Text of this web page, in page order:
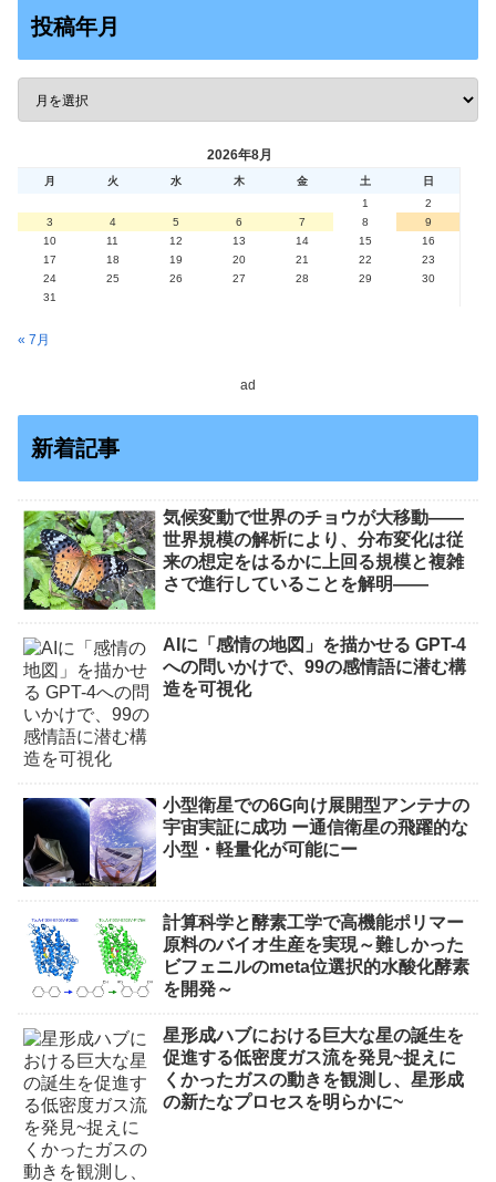
投稿年月
2026年8月
月 火 水 木 金 土
日
1
2
3
4 5 6 7 8
9
10
11 12 13 14 15
16
17
18 19 20 21 22
23
24
25 26 27 28 29
30
31
« 7月
ad
新着記事
気候変動で世界のチョウが大移動――
世界規模の解析により、分布変化は従
来の想定をはるかに上回る規模と複雑
さで進行していることを解明――
AIに「感情の地図」を描かせる GPT-4
への問いかけで、99の感情語に潜む構
造を可視化
小型衛星での6G向け展開型アンテナの
宇宙実証に成功 ー通信衛星の飛躍的な
小型・軽量化が可能にー
計算科学と酵素工学で高機能ポリマー
原料のバイオ生産を実現～難しかった
ビフェニルのmeta位選択的水酸化酵素
を開発～
星形成ハブにおける巨大な星の誕生を
促進する低密度ガス流を発見~捉えに
くかったガスの動きを観測し、星形成
の新たなプロセスを明らかに~